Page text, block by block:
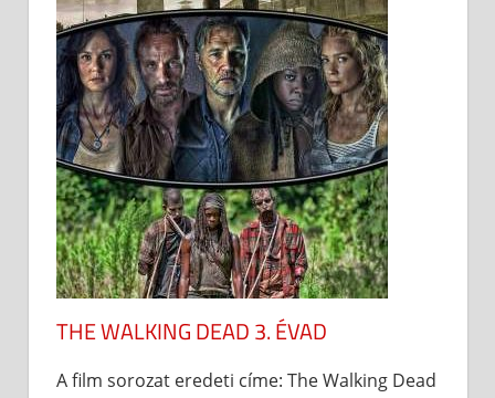
THE WALKING DEAD 3. ÉVAD
A film sorozat eredeti címe: The Walking Dead